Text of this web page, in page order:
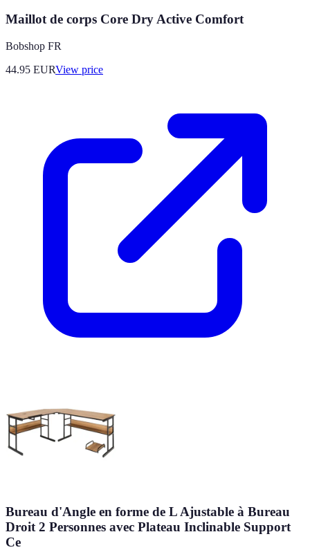
Maillot de corps Core Dry Active Comfort
Bobshop FR
44.95 EURView price
Bureau d'Angle en forme de L Ajustable à Bureau
Droit 2 Personnes avec Plateau Inclinable Support
Ce